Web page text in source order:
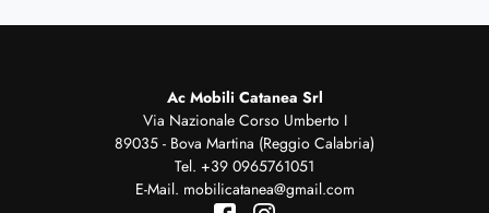
Ac Mobili Catanea Srl
Via Nazionale Corso Umberto I
89035 - Bova Martina (Reggio Calabria)
Tel. +39 0965761051
E-Mail. mobilicatanea@gmail.com